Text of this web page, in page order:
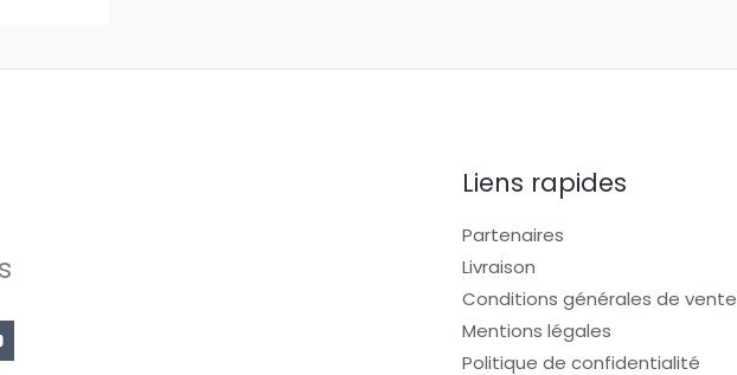
Liens rapides
Partenaires
Livraison
Conditions générales de vente
Mentions légales
Politique de confidentialité